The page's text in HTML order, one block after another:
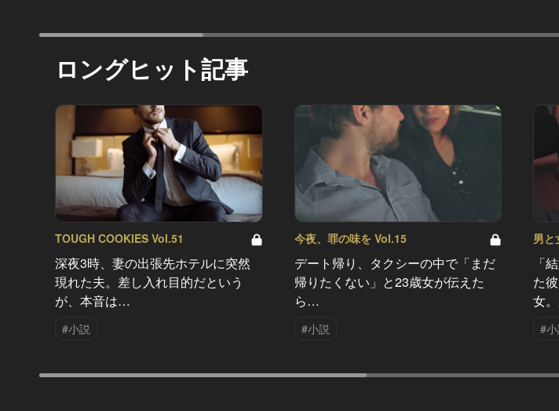
ロングヒット記事
TOUGH COOKIES Vol.51
深夜3時、妻の出張先ホテルに突然
現れた夫。差し入れ目的だという
が、本音は…
#小説
今夜、罪の味を Vol.15
デート帰り、タクシーの中で「まだ
帰りたくない」と23歳女が伝えた
ら…
#小説
男と
「
た
女
#